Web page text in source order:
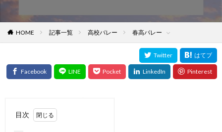
HOME 記事一覧 高校バレー 春高バレー
目次